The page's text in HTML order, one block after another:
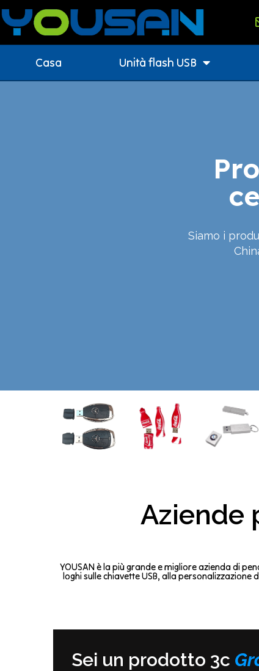
Casa Unità flash USB
Siamo i
Aziende
YOUSAN è la più grande e migliore azienda di
loghi sulle chiavette USB, alla
Sei un prodotto 3c